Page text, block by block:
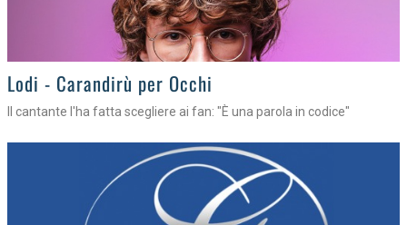
Lodi - Carandirù per Occhi
Il cantante l'ha fatta scegliere ai fan: "È una parola in codice"